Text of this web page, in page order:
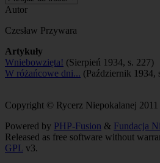
Autor
Czesław Przywara
Artykuły
Wniebowzięta! (Sierpień 1934, s. 227)
W różańcowe dni... (Październik 1934,
Copyright © Rycerz Niepokalanej 2011
Powered by PHP-Fusion & Fundacja
Released as free software without
GPL v3.